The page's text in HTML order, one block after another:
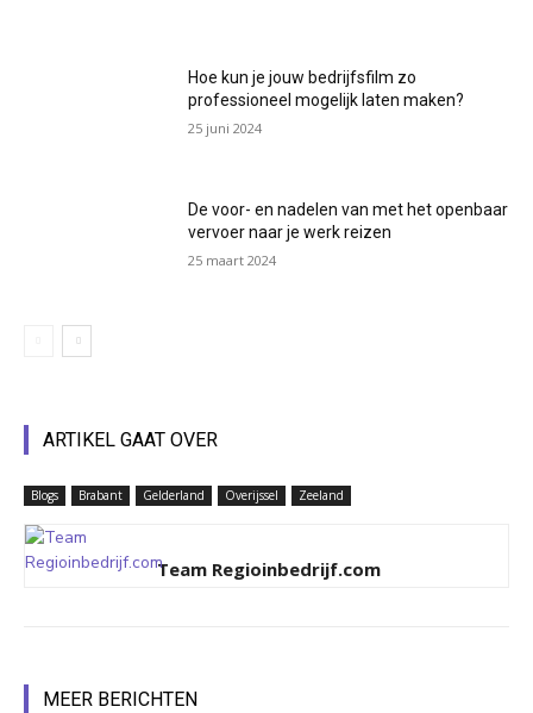
Hoe kun je jouw bedrijfsfilm zo
professioneel mogelijk laten maken?
25 juni 2024
De voor- en nadelen van met het openbaar
vervoer naar je werk reizen
25 maart 2024
ARTIKEL GAAT OVER
Blogs Brabant Gelderland Overijssel Zeeland
Team Regioinbedrijf.com
MEER BERICHTEN